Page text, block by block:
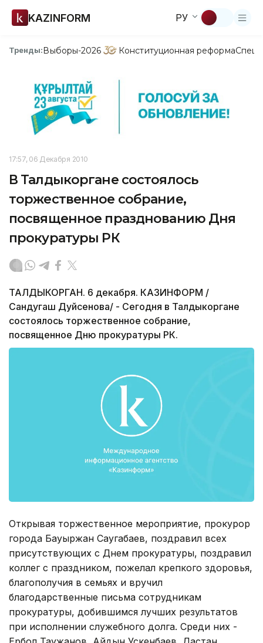
KAZINFORM РУ
Тренды:Выборы-2026 Конституционная реформа
17:57, 06 Декабря 2010
В Талдыкоргане состоялось
торжественное собрание,
посвященное празднованию Дня
прокуратуры РК
ТАЛДЫКОРГАН. 6 декабря. КАЗИНФОРМ /
Сандугаш Дуйсенова/ - Сегодня в Талдыкоргане
состоялось торжественное собрание,
посвященное Дню прокуратуры РК.
Открывая торжественное мероприятие, прокурор
города Бауыржан Саугабаев, поздравил всех
присутствующих с Днем прокуратуры, поздравил
коллег с праздником, пожелал крепкого здоровья,
благополучия в семьях и вручил
благодарственные письма сотрудникам
прокуратуры, добившимся лучших результатов
при исполнении служебного долга. Среди них -